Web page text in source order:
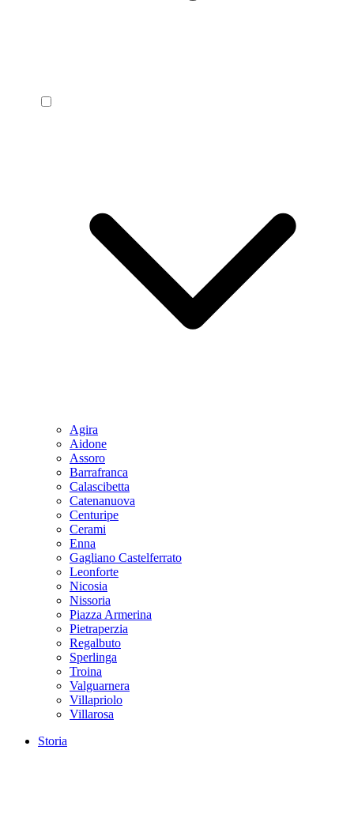
Agira
Aidone
Assoro
Barrafranca
Calascibetta
Catenanuova
Centuripe
Cerami
Enna
Gagliano Castelferrato
Leonforte
Nicosia
Nissoria
Piazza Armerina
Pietraperzia
Regalbuto
Sperlinga
Troina
Valguarnera
Villapriolo
Villarosa
Storia